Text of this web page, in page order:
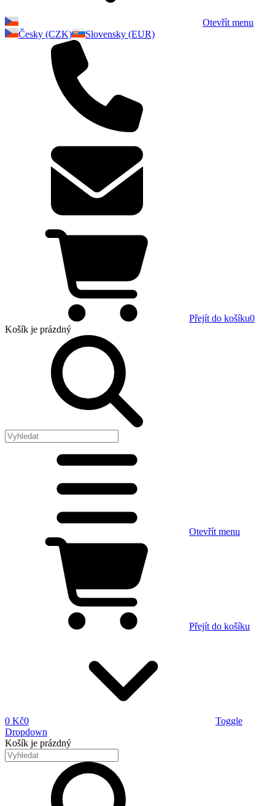
Otevřít menu
Česky (CZK)
Slovensky (EUR)
Přejít do košíku0
Košík je prázdný
Otevřít menu
Přejít do košíku
0 Kč0
Toggle
Dropdown
Košík je prázdný